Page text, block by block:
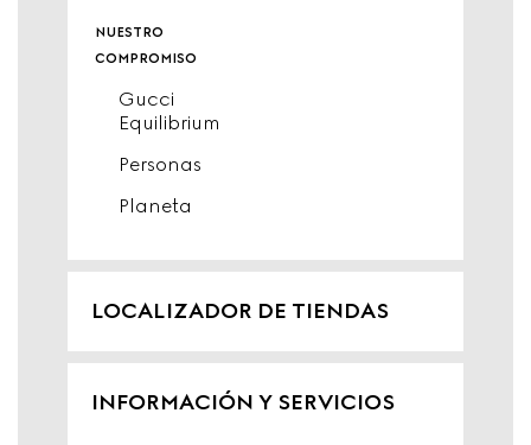
nuestro
compromiso
Gucci
Equilibrium
Personas
Planeta
LOCALIZADOR DE TIENDAS
INFORMACIÓN Y SERVICIOS